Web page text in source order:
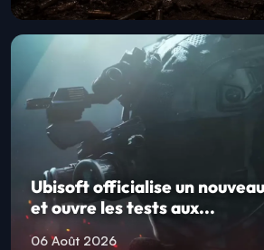
Ubisoft officialise un
et ouvre les tests aux...
06 Août 2026